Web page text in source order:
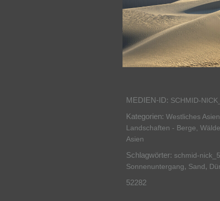
MEDIEN-ID: SCHMID-
Kategorien: Westliches Asien
Landschaften - Berge,
Asien
Schlagwörter: schmid-
Sonnenuntergang, Sand,
52282